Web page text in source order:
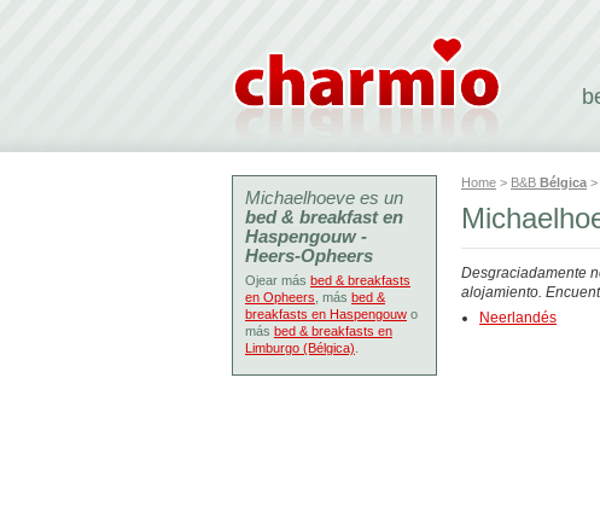
Home > B&B Bélgica >
Desgraciadamente
alojamiento.
Neerlandés
Michaelhoeve es un
bed & breakfast en
Haspengouw -
Heers-Opheers
Ojear más bed & breakfasts
en Opheers , más bed &
breakfasts en Haspengouw o
más bed & breakfasts en
Limburgo (Bélgica)